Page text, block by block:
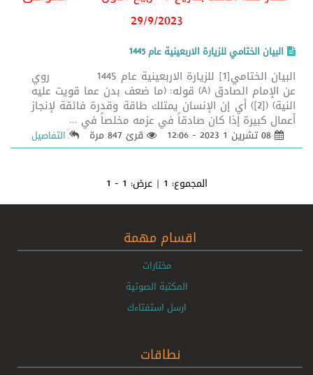
29/9/2023
البيان الختامي للزيارة الاربعينية عام 1445
البيان الختامي[1] للزيارة الاربعينية عام 1445 روي
عن الإمام الصادق (A) قوله: (ما ضعف بدن عما قويت عليه
النية) ([2]) أي إن الإنسان يمتلك طاقة وقدرة فائقة لإنجاز
أعمال كبيرة إذا كان صادقاً في عزمه مخلصاً في ...
قرئ 847 مرة التفاصيل
المجموع: 1 | عرض: 1 - 1
اقسام مهمة
مختارات
المكتبة الصوتية
ارسل استفتاءك
نطاقات